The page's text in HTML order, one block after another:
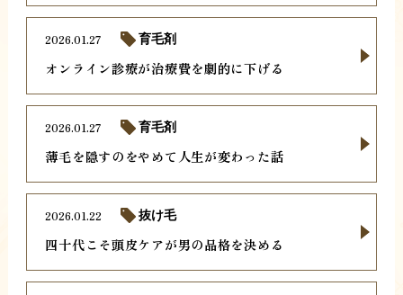
オンライン診療が治療費を劇的に下げる
2026.01.27 育毛剤
薄毛を隠すのをやめて人生が変わった話
2026.01.27 育毛剤
四十代こそ頭皮ケアが男の品格を決める
2026.01.22 抜け毛